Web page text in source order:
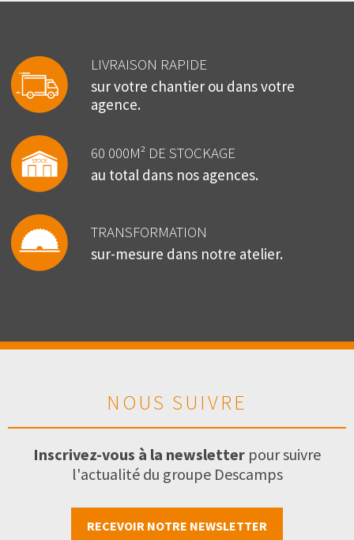
LIVRAISON RAPIDE
sur votre chantier ou dans votre
agence.
60 000M² DE STOCKAGE
au total dans nos agences.
TRANSFORMATION
sur-mesure dans notre atelier.
NOUS SUIVRE
Inscrivez-vous à la newsletter pour suivre
l'actualité du groupe Descamps
RECEVOIR NOTRE NEWSLETTER